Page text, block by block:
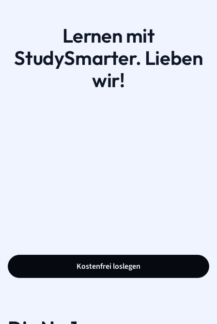
Lernen mit
StudySmarter. Lieben
wir!
Kostenfrei loslegen